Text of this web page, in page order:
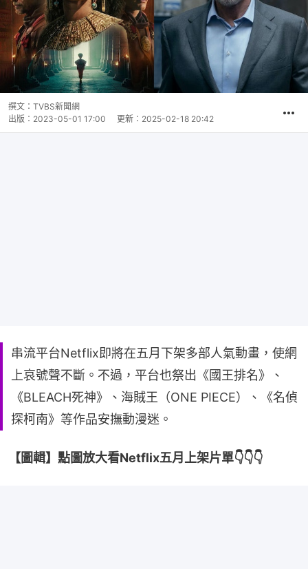
撰文： TVBS新聞網
出版： 2023-05-01 17:00 更新： 2025-02-18 20:42
串流平台Netflix即將在五月下架多部人氣動畫，使網
上哀號聲不斷。不過，平台也祭出《國王排名》、
《BLEACH死神》、海賊王（ONE PIECE）、《名偵
探柯南》等作品安撫動漫迷。
【圖輯】點圖放大看Netflix五月上架片單👇👇👇